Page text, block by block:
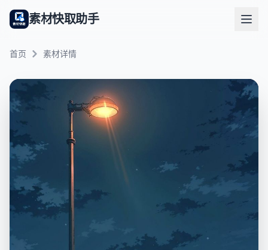
素材快取助手
首页 素材详情